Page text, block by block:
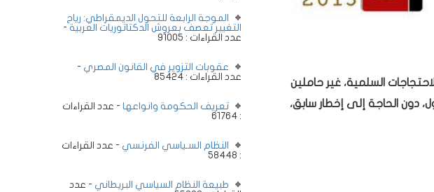
السلمية، غير حاملين
دون الحاجة إلى إخطار سابق،
الموجة الرابعة للتحول الديمقراطي: رياح
التغيير تعصف بعروش الدكتاتوريات العربية -
عدد القراءات : 91005
عقوبات التزوير في القانون المصري -
عدد القراءات : 85424
تعريف الحكومة وانواعها - عدد القراءات
: 61764
النظام السـياسي الفرنسي - عدد القراءات
: 58448
طبيعة النظام السياسي البريطاني - عدد